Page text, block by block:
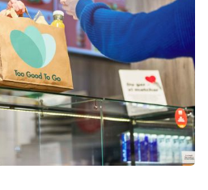
и обучение
Блог
События
Контакты
АЗС мира